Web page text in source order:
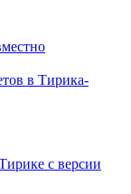
в Тирика-
с версии